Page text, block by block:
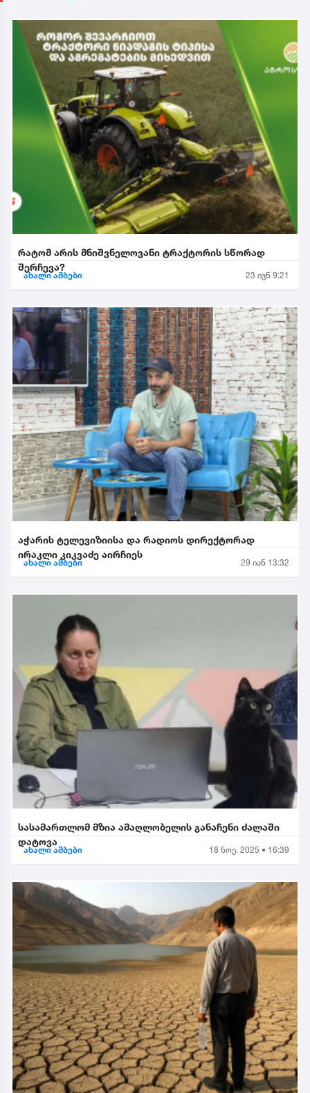
რატომ არის მნიშვნელოვანი ტრაქტორის სწორად
შერჩევა?
ახალი ამბები 23 ივნ 9:21
აჭარის ტელევიზიისა და რადიოს დირექტორად
ირაკლი კიკვაძე აირჩიეს
ახალი ამბები 29 იან 13:32
სასამართლომ მზია ამაღლობელის განაჩენი ძალაში
დატოვა
ახალი ამბები 18 ნოე. 2025 • 16:39